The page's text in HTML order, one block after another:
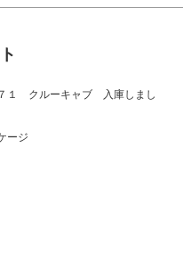
１ クルーキャブ 入庫しまし
ージ